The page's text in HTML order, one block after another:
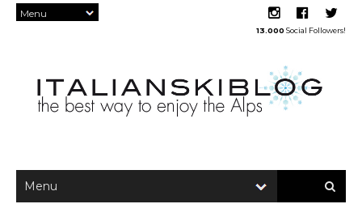
13.000 Social Followers!